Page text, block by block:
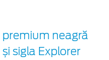
neagră
sigla Explorer